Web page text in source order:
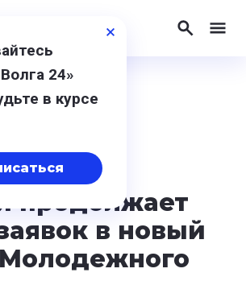
продолжает
в новый
Молодежного
24»
в курсе